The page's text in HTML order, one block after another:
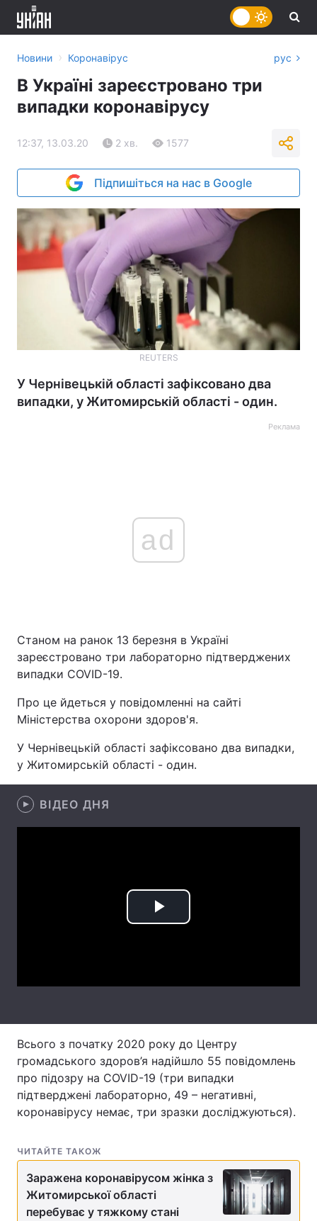
Головна Війна
Україна Політика
Економіка
Інтерв'ю Думки
Архів Вакансії
Контакти
Новини › Коронавірус рус
В Україні зареєстровано три
випадки коронавірусу
12:37, 13.03.20 2 хв. 1577
Підпишіться на нас в Google
REUTERS
У Чернівецькій області зафіксовано два
випадки, у Житомирській області - один.
Реклама
ad
Станом на ранок 13 березня в Україні
зареєстровано три лабораторно підтверджених
випадки COVID-19.
Про це йдеться у повідомленні на сайті
Міністерства охорони здоров'я.
У Чернівецькій області зафіксовано два випадки,
у Житомирській області - один.
ВІДЕО ДНЯ
Play
Всього з початку 2020 року до Центру
громадського здоров’я надійшло 55 повідомлень
про підозру на COVID-19 (три випадки
підтверджені лабораторно, 49 – негативні,
коронавірусу немає, три зразки досліджуються).
ЧИТАЙТЕ ТАКОЖ
Заражена коронавірусом жінка з
Житомирської області
перебуває у тяжкому стані